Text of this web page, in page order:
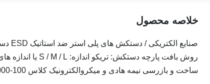
خلاصه محصول
ساخت و بازرسی نیمه هادی و میکروالکترونیک کلاس 100-10000 ا...